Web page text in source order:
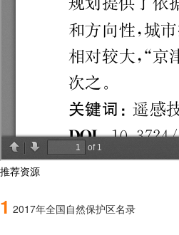
推荐资源
1 2017年全国自然保护区名录